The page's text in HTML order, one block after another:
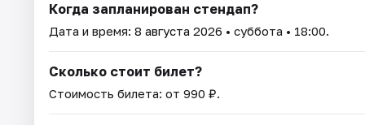
Когда запланирован стендап?
Дата и время: 8 августа 2026 • суббота • 18:00.
Сколько стоит билет?
Стоимость билета: от 990 ₽.